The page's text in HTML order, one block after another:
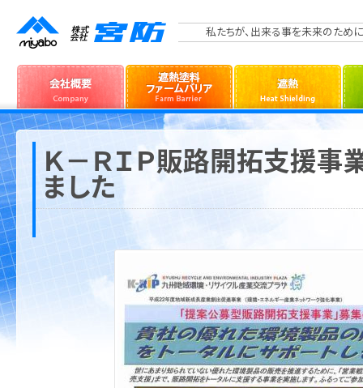
私たちが、出来る事を未来のために
Ｋ－ＲＩＰ販路開拓支援事
ました